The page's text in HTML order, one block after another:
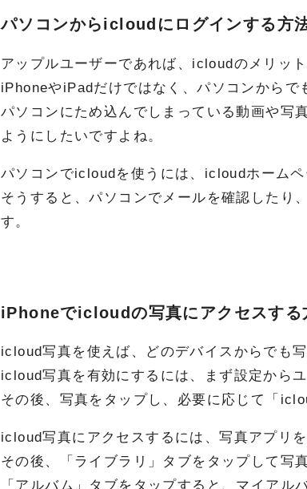
パソコンからicloudにログインする方
アップルユーザーであれば、icloudのメリッ
iPhoneやiPadだけではなく、パソコンからで
パソコンにため込んでしまっている動画や写
ようにしたいですよね。
パソコンでicloudを使うには、icloudホーム
そうすると、パソコンでメールを確認したり
す。
iPhoneでicloudの写真にアクセスする
icloud写真を使えば、どのデバイスからでも
icloud写真を有効にするには、まず設定から
その後、写真をタップし、必要に応じて「
icloud写真にアクセスするには、写真アプリを
その後、「ライブラリ」タブをタップして写
「アルバム」タブをタップすると、マイア